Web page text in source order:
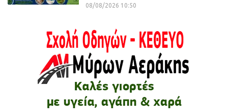
08/08/2026 10:50